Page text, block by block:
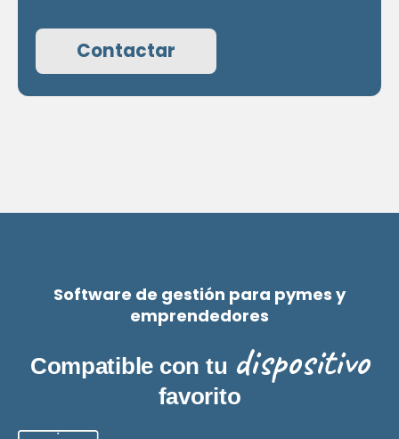
Contactar
Software de gestión para pymes y
emprendedores
Compatible con tu dispositivo
favorito